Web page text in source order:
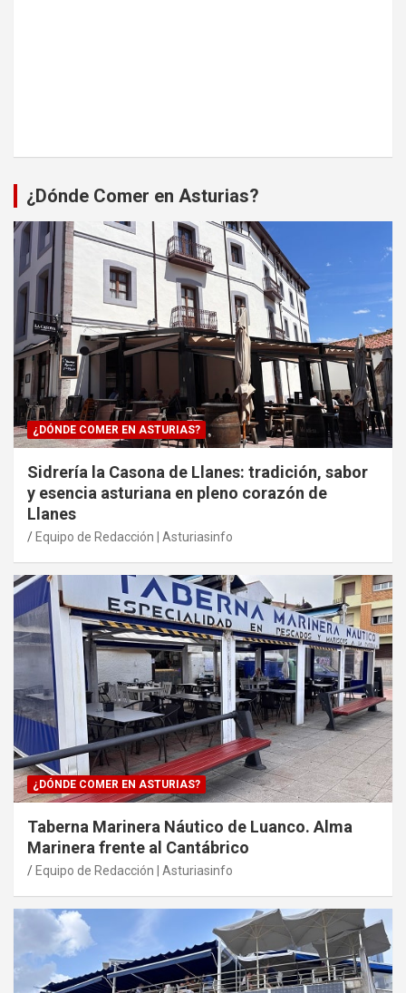
¿Dónde Comer en Asturias?
¿DÓNDE COMER EN ASTURIAS?
Sidrería la Casona de Llanes: tradición, sabor
y esencia asturiana en pleno corazón de
Llanes
Equipo de Redacción | Asturiasinfo
¿DÓNDE COMER EN ASTURIAS?
Taberna Marinera Náutico de Luanco. Alma
Marinera frente al Cantábrico
Equipo de Redacción | Asturiasinfo